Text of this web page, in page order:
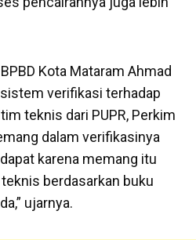
Kota Mataram Ahmad
verifikasi terhadap
teknis dari PUPR, Perkim
dalam verifikasinya
karena memang itu
berdasarkan buku
ujarnya.